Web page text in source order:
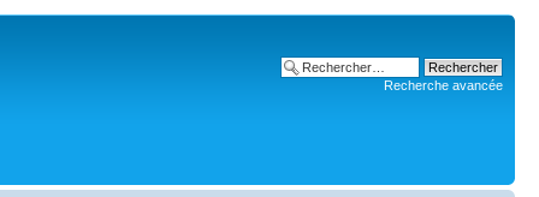
Recherche avancée